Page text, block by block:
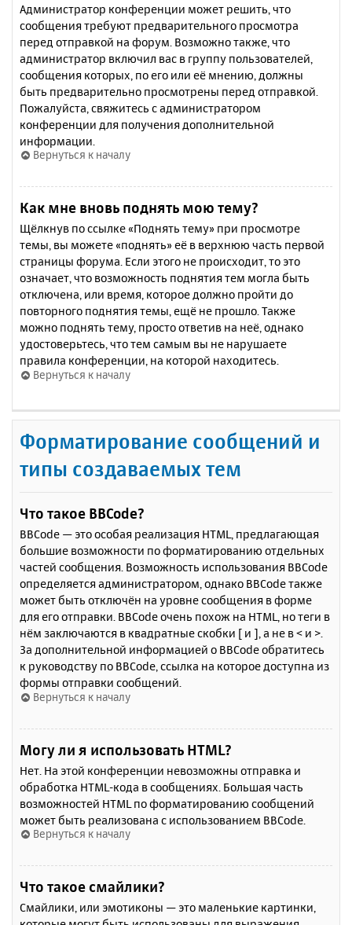
Администратор конференции может решить, что
сообщения требуют предварительного просмотра
перед отправкой на форум. Возможно также, что
администратор включил вас в группу пользователей,
сообщения которых, по его или её мнению, должны
быть предварительно просмотрены перед отправкой.
Пожалуйста, свяжитесь с администратором
конференции для получения дополнительной
информации.
Вернуться к началу
Как мне вновь поднять мою тему?
Щёлкнув по ссылке «Поднять тему» при просмотре
темы, вы можете «поднять» её в верхнюю часть первой
страницы форума. Если этого не происходит, то это
означает, что возможность поднятия тем могла быть
отключена, или время, которое должно пройти до
повторного поднятия темы, ещё не прошло. Также
можно поднять тему, просто ответив на неё, однако
удостоверьтесь, что тем самым вы не нарушаете
правила конференции, на которой находитесь.
Вернуться к началу
Форматирование сообщений и
типы создаваемых тем
Что такое BBCode?
BBCode — это особая реализация HTML, предлагающая
большие возможности по форматированию отдельных
частей сообщения. Возможность использования BBCode
определяется администратором, однако BBCode также
может быть отключён на уровне сообщения в форме
для его отправки. BBCode очень похож на HTML, но теги в
нём заключаются в квадратные скобки [ и ], а не в < и >.
За дополнительной информацией о BBCode обратитесь
к руководству по BBCode, ссылка на которое доступна из
формы отправки сообщений.
Вернуться к началу
Могу ли я использовать HTML?
Нет. На этой конференции невозможны отправка и
обработка HTML-кода в сообщениях. Большая часть
возможностей HTML по форматированию сообщений
может быть реализована с использованием BBCode.
Вернуться к началу
Что такое смайлики?
Смайлики, или эмотиконы — это маленькие картинки,